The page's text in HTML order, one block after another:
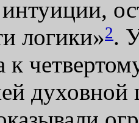
логики»2.
к
духовной